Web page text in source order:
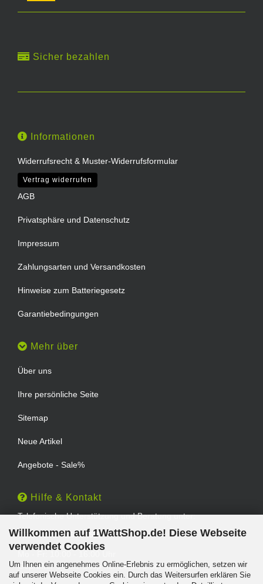
Willkommen auf 1WattShop.de! Diese Webseite
verwendet Cookies
Um Ihnen ein angenehmes Online-Erlebnis zu ermöglichen, setzen wir
auf unserer Webseite Cookies ein. Durch das Weitersurfen erklären Sie
Sicher bezahlen
Informationen
Widerrufsrecht & Muster-Widerrufsformular
Vertrag widerrufen
AGB
Privatsphäre und Datenschutz
Impressum
Zahlungsarten und Versandkosten
Hinweise zum Batteriegesetz
Garantiebedingungen
Mehr über
Über uns
Ihre persönliche Seite
Sitemap
Neue Artikel
Angebote - Sale%
Hilfe & Kontakt
Telefonische Unterstützung und Beratung unter:
TEL: 0202 - 29994539
Geprüfter Online Shop mit Geld-zurück-Garantie.